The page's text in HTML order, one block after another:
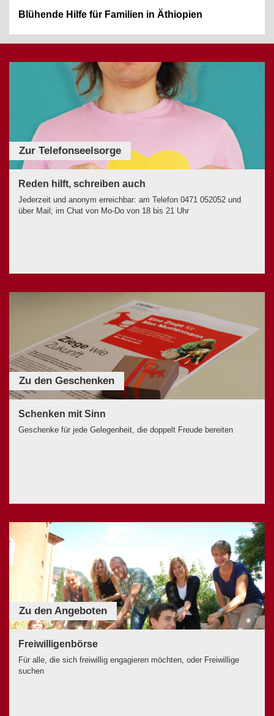
Blühende Hilfe für Familien in Äthiopien
Zur Telefonseelsorge
Reden hilft, schreiben auch
Jederzeit und anonym erreichbar: am Telefon 0471 052052 und
über Mail; im Chat von Mo-Do von 18 bis 21 Uhr
Zu den Geschenken
Schenken mit Sinn
Geschenke für jede Gelegenheit, die doppelt Freude bereiten
Zu den Angeboten
Freiwilligenbörse
Für alle, die sich freiwillig engagieren möchten, oder Freiwillige
suchen